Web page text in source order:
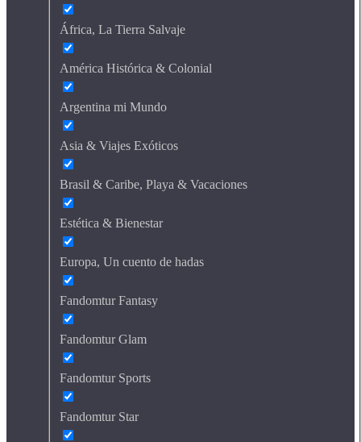
África, La Tierra Salvaje
América Histórica & Colonial
Argentina mi Mundo
Asia & Viajes Exóticos
Brasil & Caribe, Playa & Vacaciones
Estética & Bienestar
Europa, Un cuento de hadas
Fandomtur Fantasy
Fandomtur Glam
Fandomtur Sports
Fandomtur Star